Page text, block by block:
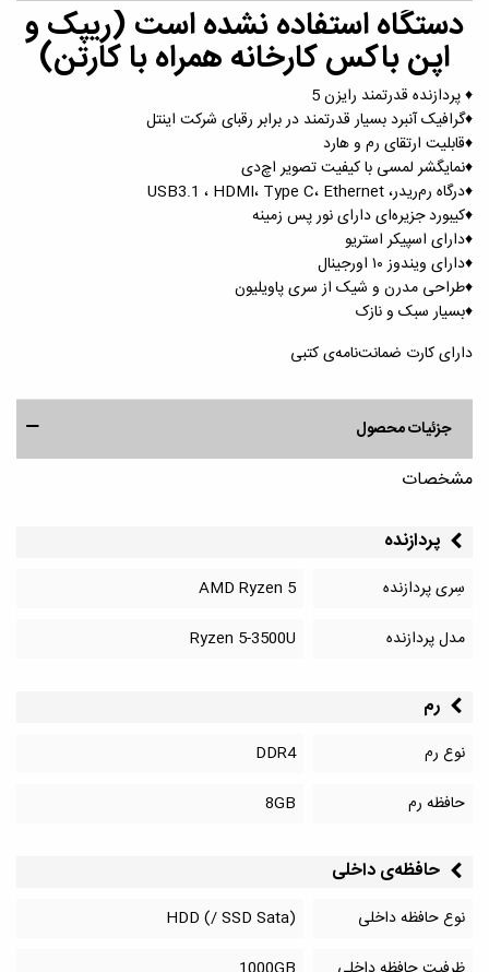
دستگاه استفاده نشده است (ریپک و
اپن باکس کارخانه همراه با کارتن)
♦️ پردازنده قدرتمند رایزن 5
♦️گرافیک آنبرد بسیار قدرتمند در برابر رقبای شرکت اینتل
♦️قابلیت ارتقای رم و هارد
♦️نمایگشر لمسی با کیفیت تصویر اچ‌دی
♦️درگاه رم‌ریدر، USB3.1 ، HDMI، Type C، Ethernet
♦️کیبورد جزیره‌ای دارای نور پس زمینه
♦️دارای اسپیکر استریو
♦️دارای ویندوز ١٠ اورجینال
♦️طراحی مدرن و شیک از سری پاویلیون
♦️بسیار سبک و نازک
دارای کارت ضمانت‌نامه‌ی کتبی
جزئیات محصول
مشخصات
پردازنده
سِری پردازنده
AMD Ryzen 5
مدل پردازنده
Ryzen 5-3500U
رم
نوع رم
DDR4
حافظه رم
8GB
حافظه‌‌ی داخلی
نوع حافظه داخلی
HDD (/ SSD Sata)